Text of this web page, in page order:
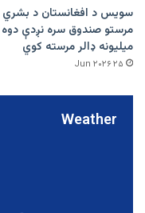
سویس د افغانستان د بشري
مرستو صندوق سره نږدې دوه
میلیونه ډالر مرسته کوي
۲۵ Jun ۲۰۲۶
Weather